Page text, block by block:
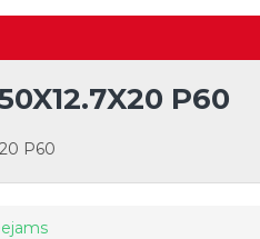
P60
P60